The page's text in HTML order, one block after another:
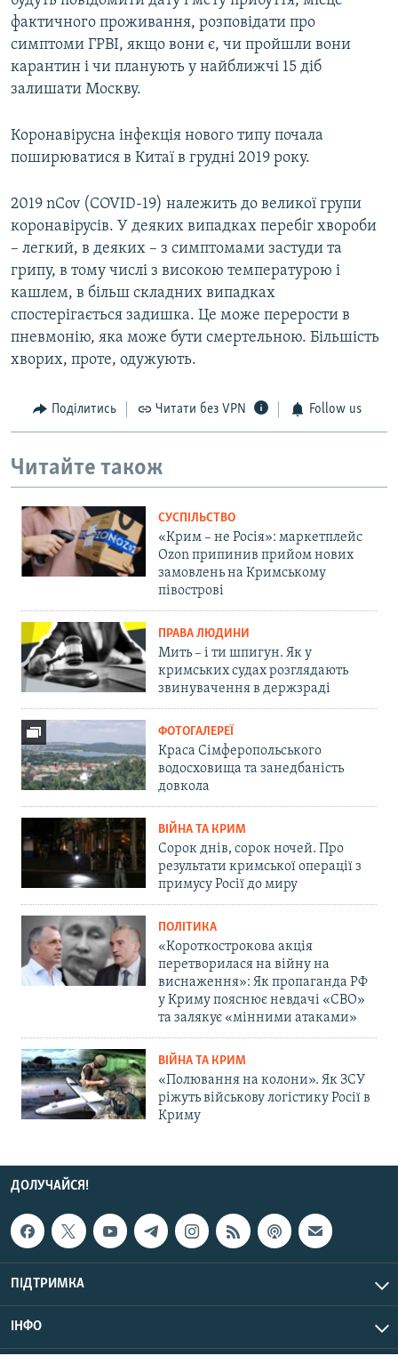
фактичного проживання, розповідати про
симптоми ГРВІ, якщо вони є, чи пройшли вони
карантин і чи планують у найближчі 15 діб
залишати Москву.
Коронавірусна інфекція нового типу почала
поширюватися в Китаї в грудні 2019 року.
2019 nCov (COVID-19) належить до великої групи
коронавірусів. У деяких випадках перебіг хвороби
– легкий, в деяких – з симптомами застуди та
грипу, в тому числі з високою температурою і
кашлем, в більш складних випадках
спостерігається задишка. Це може перерости в
пневмонію, яка може бути смертельною. Більшість
хворих, проте, одужують.
Поділитись Читати без VPN Follow us
Читайте також
СУСПІЛЬСТВО
«Крим – не Росія»: маркетплейс
Ozon припинив прийом нових
замовлень на Кримському
півострові
ПРАВА ЛЮДИНИ
Мить – і ти шпигун. Як у
кримських судах розглядають
звинувачення в держзраді
ФОТОГАЛЕРЕЇ
Краса Сімферопольського
водосховища та занедбаність
довкола
ВІЙНА ТА КРИМ
Сорок днів, сорок ночей. Про
результати кримської операції з
примусу Росії до миру
ПОЛІТИКА
«Короткострокова акція
перетворилася на війну на
виснаження»: Як пропаганда РФ
у Криму пояснює невдачі «СВО»
та залякує «мінними атаками»
ВІЙНА ТА КРИМ
«Полювання на колони». Як ЗСУ
ріжуть військову логістику Росії в
Криму
ДОЛУЧАЙСЯ!
ПІДТРИМКА
ІНФО